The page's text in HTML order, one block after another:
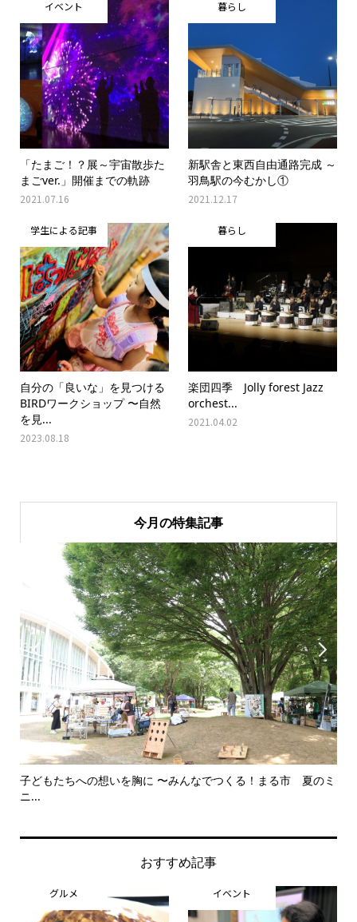
イベント
「たまご！？展～宇宙散歩た
まごver.」開催までの軌跡
2021.07.16
暮らし
新駅舎と東西自由通路完成 ～
羽鳥駅の今むかし①
2021.12.17
学生による記事
自分の「良いな」を見つける
BIRDワークショップ 〜自然
を見...
2023.08.18
暮らし
楽団四季 Jolly forest Jazz
orchest...
2021.04.02
今月の特集記事

子どもたちへの想いを胸に 〜みんなでつくる！まる市 夏のミ
ニ...

おすすめ記事
グルメ イベント